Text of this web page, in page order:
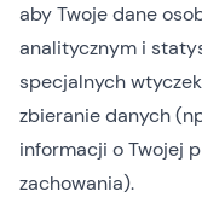
aby Twoje dane
analitycznym i
specjalnych
zbieranie danych
informacji o Twojej
zachowania).